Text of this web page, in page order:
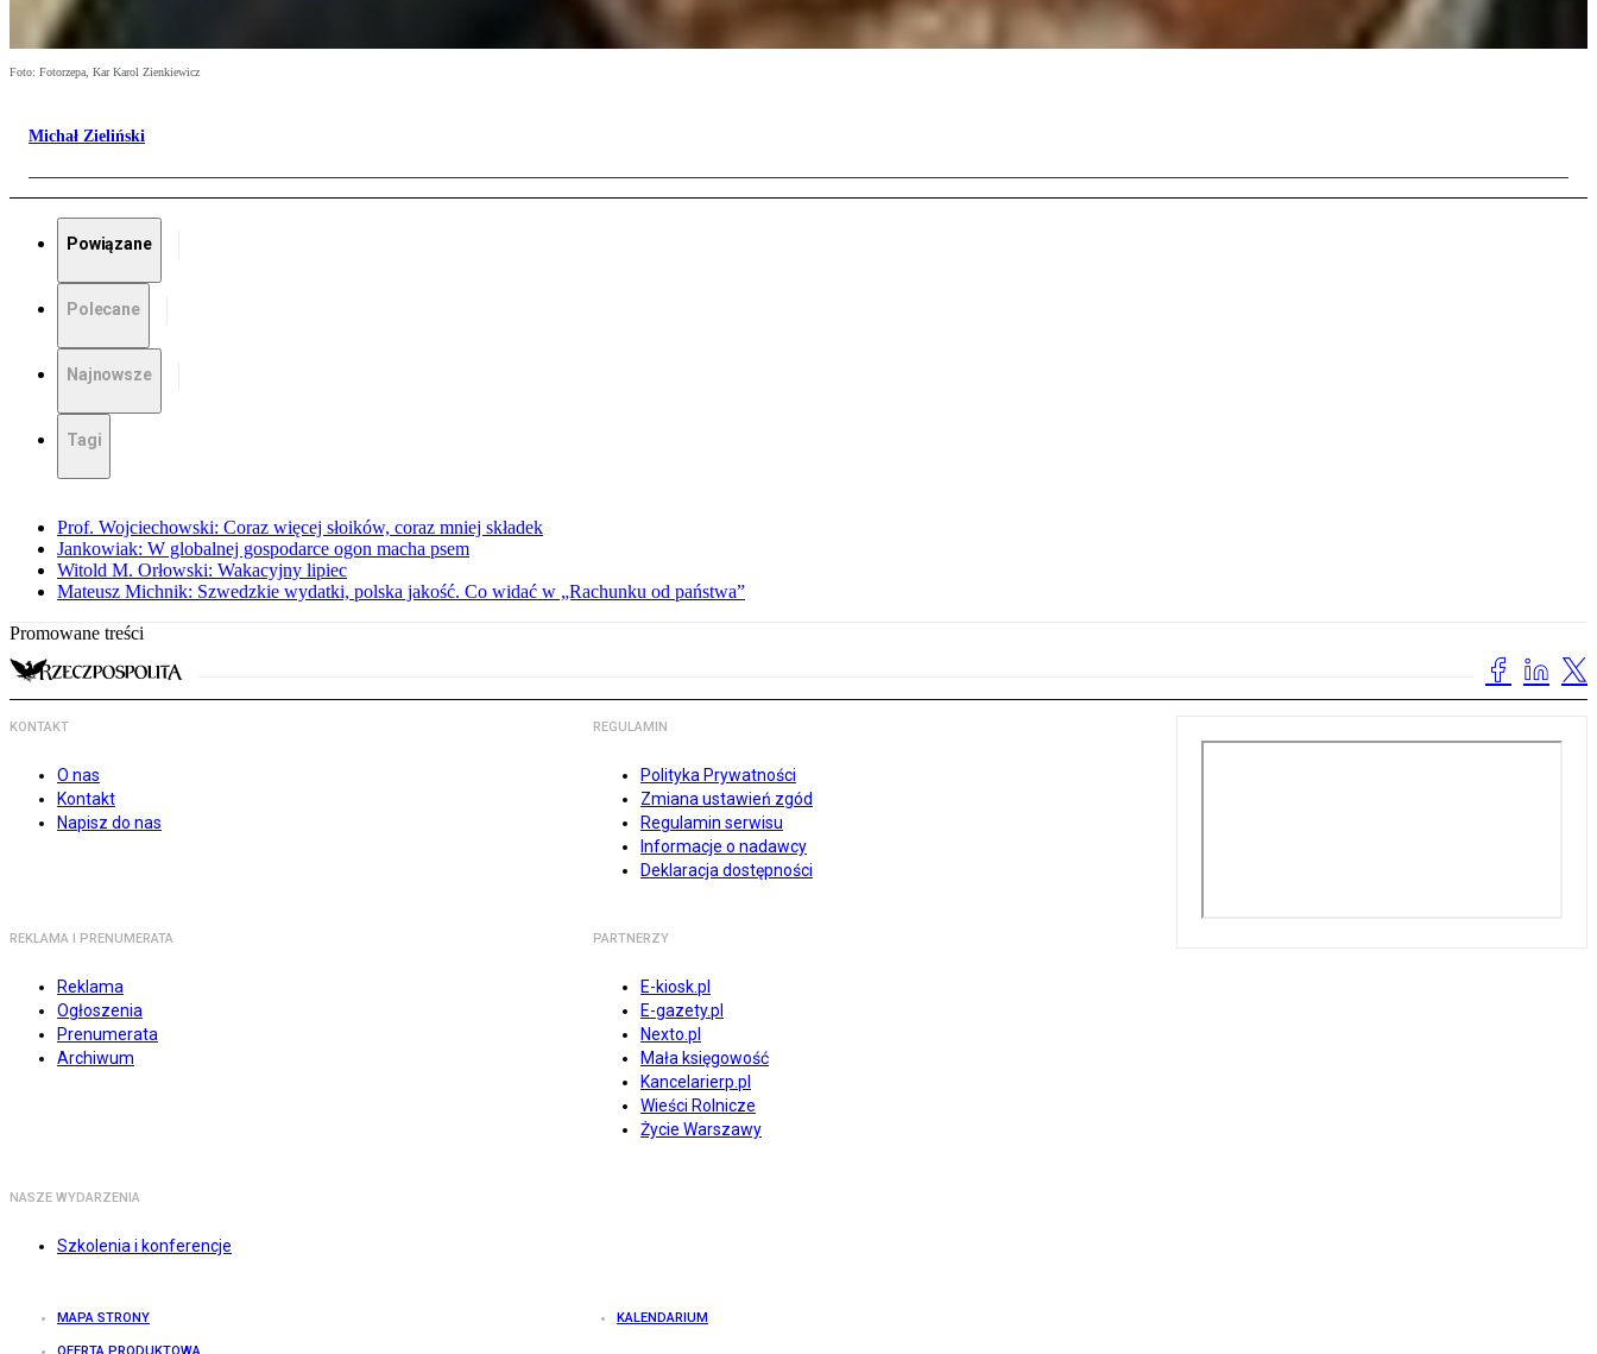
Foto: Fotorzepa, Kar Karol Zienkiewicz
Michał Zieliński
Powiązane
Polecane
Najnowsze
Tagi
Prof. Wojciechowski: Coraz więcej słoików, coraz mniej składek
Jankowiak: W globalnej gospodarce ogon macha psem
Witold M. Orłowski: Wakacyjny lipiec
Mateusz Michnik: Szwedzkie wydatki, polska jakość. Co widać w „Rachunku od państwa”
Promowane treści
KONTAKT
O nas
Kontakt
Napisz do nas
REGULAMIN
Polityka Prywatności
Zmiana ustawień zgód
Regulamin serwisu
Informacje o nadawcy
Deklaracja dostępności
REKLAMA I PRENUMERATA
Reklama
Ogłoszenia
Prenumerata
Archiwum
PARTNERZY
E-kiosk.pl
E-gazety.pl
Nexto.pl
Mała księgowość
Kancelarierp.pl
Wieści Rolnicze
Życie Warszawy
NASZE WYDARZENIA
Szkolenia i konferencje
MAPA STRONY KALENDARIUM